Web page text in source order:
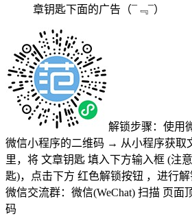
章钥匙下面的广告 （¯﹃¯）
解锁步骤：使用
微信小程序的二维码 → 从小程序获取
里，将 文章钥匙 填入下方输入框 (注
匙)，点击下方 红色解锁按钮 ，进行解
微信交流群：微信(WeChat) 扫描 页面
码